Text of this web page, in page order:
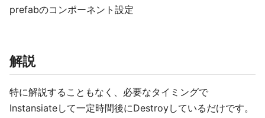
prefabのコンポーネント設定
解説
特に解説することもなく、必要なタイミングで
Instansiateして一定時間後にDestroyしているだけです。